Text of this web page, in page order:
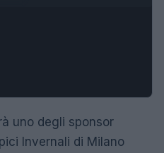
uno degli sponsor
Invernali di Milano